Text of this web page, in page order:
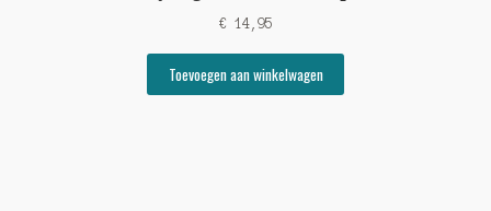
€ 14,95
Toevoegen aan winkelwagen